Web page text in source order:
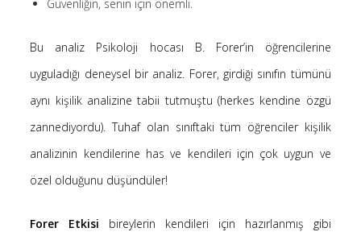
Bilim(8)
Bilişim(4)
Linux(4)
(19)
Film Tavsiyesi(52)
Kendime Düşünceler(4)
Güvenliğin, senin için önemli.
Bu analiz Psikoloji hocası B. Forer’in öğrencilerine
uyguladığı deneysel bir analiz. Forer, girdiği sınıfın tümünü
aynı kişilik analizine tabii tutmuştu (herkes kendine özgü
zannediyordu). Tuhaf olan sınıftaki tüm öğrenciler kişilik
analizinin kendilerine has ve kendileri için çok uygun ve
özel olduğunu düşündüler!
Forer Etkisi bireylerin kendileri için hazırlanmış gibi